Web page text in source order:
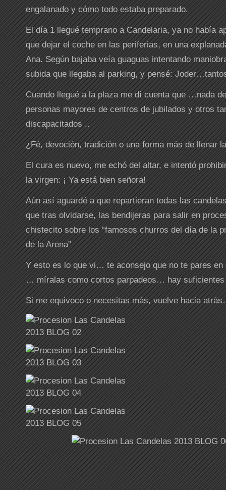
engalanado y cómo todo estaba preparado.
El día 1 llegué temprano a Candelaria, ya no había
que dejar el coche en las periferias, en una
Ana. Según bajaba veía guaguas intentando
subida que llegaba al parking, y pensé:
Cuando llegué a la plaza me dí cuenta que …nada
personas mayores de centros de jubilados y otros
discapacitados ..
¿Fé, devoción, tradición o una forma más de llenar
El cura es nuevo, me echó del altar, e intentó
la virgen: ¡ Ya está bien señora!
Aún así aguardé a que repartieran todas las
que tras olvidarse, las bendijeras para salir en
chistecito sobre los “famosos churros del día de la
de la Arena”
Y esto es lo que vi… te aconsejo que no te pares en
… míralas como cortos parpadeos… hay
Si me equivoco o necesitas más, vuelve hacia